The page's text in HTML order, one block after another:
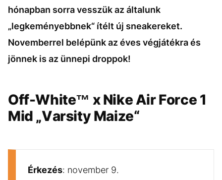
hónapban sorra vesszük az általunk
„legkeményebbnek“ ítélt új sneakereket.
Novemberrel belépünk az éves végjátékra és
jönnek is az ünnepi droppok!
Off-White™ x Nike Air Force 1
Mid „Varsity Maize“
Érkezés: november 9.